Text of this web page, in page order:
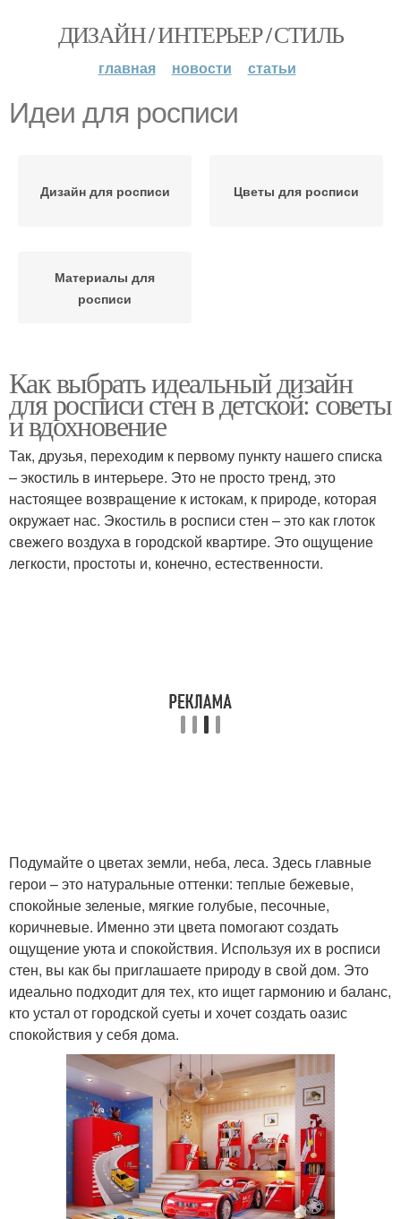
ДИЗАЙН / ИНТЕРЬЕР / СТИЛЬ
главная новости статьи
Идеи для росписи
Дизайн для росписи Цветы для росписи
Материалы для
росписи
Как выбрать идеальный дизайн
для росписи стен в детской: советы
и вдохновение
Так, друзья, переходим к первому пункту нашего списка
– экостиль в интерьере. Это не просто тренд, это
настоящее возвращение к истокам, к природе, которая
окружает нас. Экостиль в росписи стен – это как глоток
свежего воздуха в городской квартире. Это ощущение
легкости, простоты и, конечно, естественности.
Подумайте о цветах земли, неба, леса. Здесь главные
герои – это натуральные оттенки: теплые бежевые,
спокойные зеленые, мягкие голубые, песочные,
коричневые. Именно эти цвета помогают создать
ощущение уюта и спокойствия. Используя их в росписи
стен, вы как бы приглашаете природу в свой дом. Это
идеально подходит для тех, кто ищет гармонию и баланс,
кто устал от городской суеты и хочет создать оазис
спокойствия у себя дома.